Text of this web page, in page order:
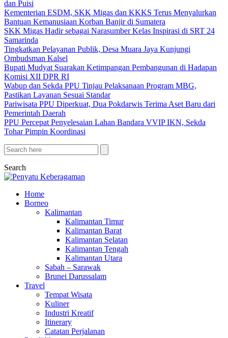
dan Puisi
Kementerian ESDM, SKK Migas dan KKKS Terus Menyalurkan
Bantuan Kemanusiaan Korban Banjir di Sumatera
SKK Migas Hadir sebagai Narasumber Kelas Inspirasi di SRT 24
Samarinda
Tingkatkan Pelayanan Publik, Desa Muara Jaya Kunjungi
Ombudsman Kalsel
Bupati Mudyat Suarakan Ketimpangan Pembangunan di Hadapan
Komisi XII DPR RI
Wabup dan Sekda PPU Tinjau Pelaksanaan Program MBG,
Pastikan Layanan Sesuai Standar
Pariwisata PPU Diperkuat, Dua Pokdarwis Terima Aset Baru dari
Pemerintah Daerah
PPU Percepat Penyelesaian Lahan Bandara VVIP IKN, Sekda
Tohar Pimpin Koordinasi
Search
Home
Borneo
Kalimantan
Kalimantan Timur
Kalimantan Barat
Kalimantan Selatan
Kalimantan Tengah
Kalimantan Utara
Sabah – Sarawak
Brunei Darussalam
Travel
Tempat Wisata
Kuliner
Industri Kreatif
Itinerary
Catatan Perjalanan